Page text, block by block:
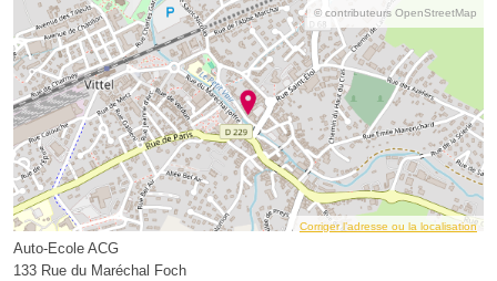
© contributeurs OpenStreetMap
Corriger l’adresse ou la localisation
Auto-Ecole ACG
133 Rue du Maréchal Foch